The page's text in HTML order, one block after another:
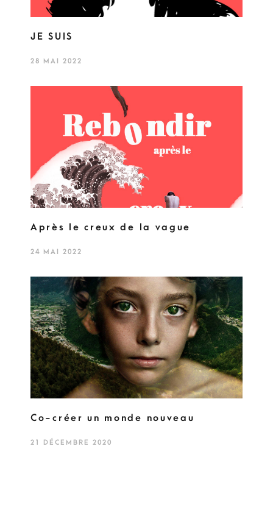
JE SUIS
28 MAI 2022
Après le creux de la vague
24 MAI 2022
Co-créer un monde nouveau
21 DÉCEMBRE 2020